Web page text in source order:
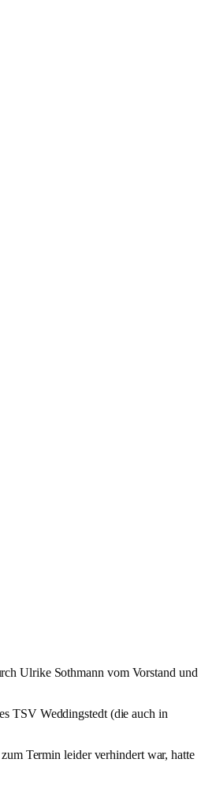
Ulrike Sothmann vom Vorstand und
TSV Weddingstedt (die auch in
Termin leider verhindert war, hatte